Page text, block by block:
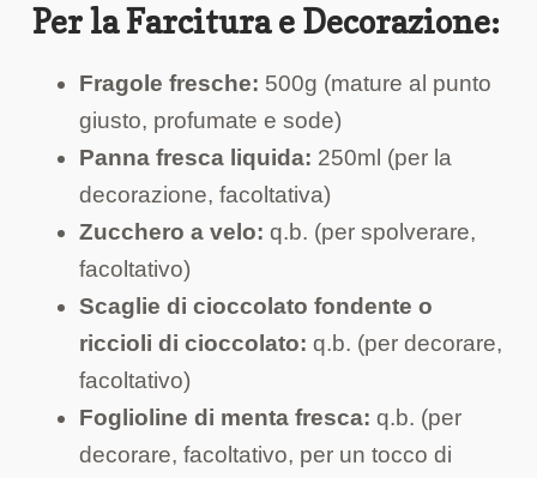
Per la Farcitura e Decorazione:
Fragole fresche: 500g (mature al punto
giusto, profumate e sode)
Panna fresca liquida: 250ml (per la
decorazione, facoltativa)
Zucchero a velo: q.b. (per spolverare,
facoltativo)
Scaglie di cioccolato fondente o
riccioli di cioccolato: q.b. (per decorare,
facoltativo)
Foglioline di menta fresca: q.b. (per
decorare, facoltativo, per un tocco di